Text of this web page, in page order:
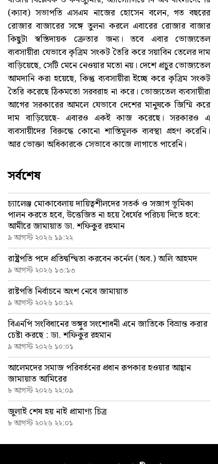
(ক্যাব) সভাপতি এসএম নাজের হোসেন বলেন, গত বছরের
রোজার বাজারের সঙ্গে তুলনা করলে এবারের রোজার বাজার
কিছুটা স্বস্তিদায়ক ক্রেতার জন্য। তবে এবার ভোজ্যতেল
ব্যবসায়ীরা যেভাবে কৃত্রিম সংকট তৈরি করে সয়াবিন তেলের দাম
বাড়িয়েছে, সেটি মেনে নেওয়ার মতো নয়। দেশে প্রচুর ভোজ্যতেল
আমদানি করা হয়েছে, কিন্তু ব্যবসায়ীরা ইচ্ছে করে কৃত্রিম সংকট
তৈরি করেছে ঠিকমতো সরবরাহ না করে। ভোজ্যতেল ব্যবসায়ীরা
আগের সরকারের আমলে যেভাবে দেশের মানুষকে জিম্মি করে
দাম বাড়িয়েছে- এবারও একই কাজ করেছে। সরকারও এ
ব্যবসায়ীদের বিরুদ্ধে কোনো শাস্তিমূলক ব্যবস্থা গ্রহণ করেনি।
আর ভোক্তা অধিকারকে সেভাবে কাজে লাগাতে পারেনি।
সর্বশেষ
চ্যালেঞ্জ মোকাবেলায় দায়িত্বশীলদের সতর্ক ও সজাগ ভূমিকা
পালন করতে হবে, উত্তেজিত না হয়ে ধৈর্যের পরিচয় দিতে হবে:
আমীরে জামায়াত ডা. শফিকুর রহমান
৯ আগস্ট ২০২৬ ১৯:২২
রাষ্ট্রপতি পদে প্রতিদ্বন্দ্বিতা করবেন কর্নেল (অব.) অলি আহমদ
৯ আগস্ট ২০২৬ ১৩:১৩
রাষ্টপতি নির্বাচনে অংশ নেবে জামায়াত
৯ আগস্ট ২০২৬ ১০:১২
বিএনপি সংবিধানের ভঙ্গুর সংশোধনী এনে জাতিকে বিভ্রান্ত করার
চেষ্টা করছে : ডা. শফিকুর রহমান
৯ আগস্ট ২০২৬ ১০:০১
আলেমদের সমাজ পরিবর্তনের প্রধান রূপকার হওয়ার আহ্বান
জামায়াত আমিরের
৮ আগস্ট ২০২৬ ২২:০৯
জুলাই শেষ হয় নাই প্রামাণ্য চিত্র
৮ আগস্ট ২০২৬ ২২:০১